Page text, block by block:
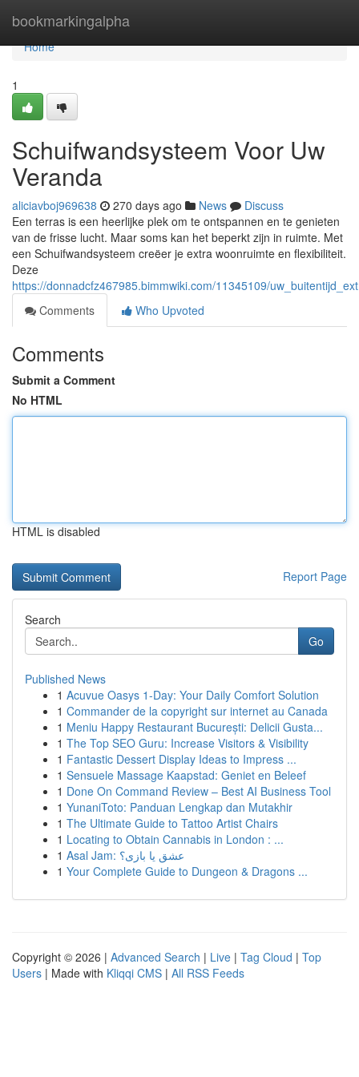
bookmarkingalpha
Home
Home
1
Schuifwandsysteem Voor Uw
Veranda
aliciavboj969638 270 days ago News
Discuss
Een terras is een heerlijke plek om te ontspannen en te genieten
van de frisse lucht. Maar soms kan het beperkt zijn in ruimte. Met
een Schuifwandsysteem creëer je extra woonruimte en flexibiliteit.
Deze
https://donnadcfz467985.bimmwiki.com/11345109/
Comments
Who Upvoted
Comments
Submit a Comment
No HTML
HTML is disabled
Report Page
Search
Go
Published News
1 Acuvue Oasys 1-Day: Your Daily Comfort Solution
1 Commander de la copyright sur internet au Canada
1 Meniu Happy Restaurant București: Delicii Gusta...
1 The Top SEO Guru: Increase Visitors & Visibility
1 Fantastic Dessert Display Ideas to Impress ...
1 Sensuele Massage Kaapstad: Geniet en Beleef
1 Done On Command Review – Best AI Business Tool
1 YunaniToto: Panduan Lengkap dan Mutakhir
1 The Ultimate Guide to Tattoo Artist Chairs
1 Locating to Obtain Cannabis in London : ...
1
Asal Jam: عشق یا بازی؟
1 Your Complete Guide to Dungeon & Dragons ...
Copyright © 2026 | Advanced Search | Live | Tag Cloud | Top
Users | Made with Kliqqi CMS | All RSS Feeds